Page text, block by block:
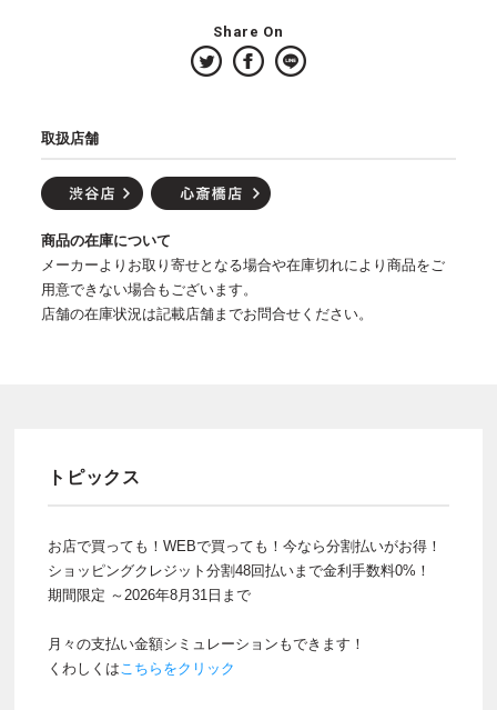
Share On
取扱店舗
商品の在庫について
メーカーよりお取り寄せとなる場合や在庫切れにより商品をご
用意できない場合もございます。
店舗の在庫状況は記載店舗までお問合せください。
トピックス
お店で買っても！WEBで買っても！今なら分割払いがお得！
ショッピングクレジット分割48回払いまで金利手数料0%！
期間限定 ～2026年8月31日まで
月々の支払い金額シミュレーションもできます！
くわしくはこちらをクリック